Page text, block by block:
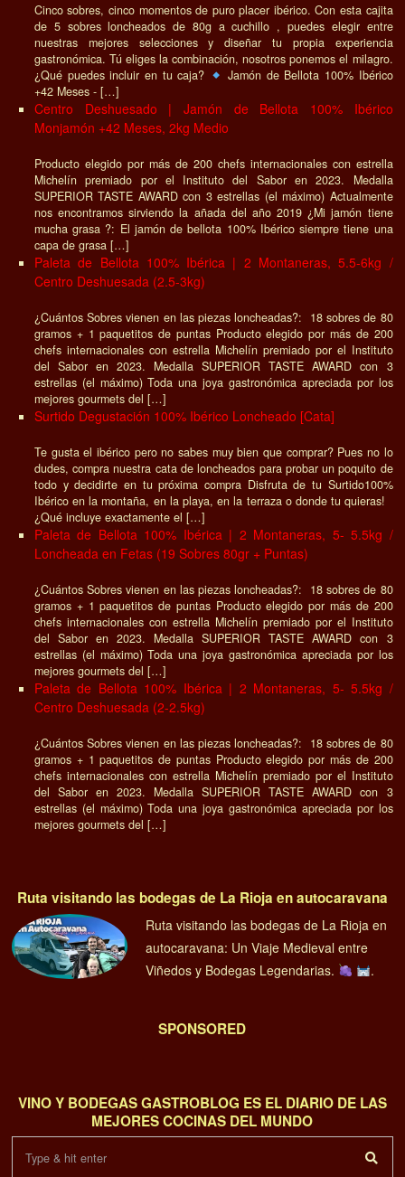
Cinco sobres, cinco momentos de puro placer ibérico. Con esta cajita
de 5 sobres loncheados de 80g a cuchillo , puedes elegir entre
nuestras mejores selecciones y diseñar tu propia experiencia
gastronómica. Tú eliges la combinación, nosotros ponemos el milagro.
¿Qué puedes incluir en tu caja?
Jamón de Bellota 100% Ibérico
+42 Meses - […]
Centro Deshuesado | Jamón de Bellota 100% Ibérico
Monjamón +42 Meses, 2kg Medio
Producto elegido por más de 200 chefs internacionales con estrella
Michelín premiado por el Instituto del Sabor en 2023. Medalla
SUPERIOR TASTE AWARD con 3 estrellas (el máximo) Actualmente
nos encontramos sirviendo la añada del año 2019 ¿Mi jamón tiene
mucha grasa ?: El jamón de bellota 100% Ibérico siempre tiene una
capa de grasa […]
Paleta de Bellota 100% Ibérica | 2 Montaneras, 5.5-6kg /
Centro Deshuesada (2.5-3kg)
¿Cuántos Sobres vienen en las piezas loncheadas?: 18 sobres de 80
gramos + 1 paquetitos de puntas Producto elegido por más de 200
chefs internacionales con estrella Michelín premiado por el Instituto
del Sabor en 2023. Medalla SUPERIOR TASTE AWARD con 3
estrellas (el máximo) Toda una joya gastronómica apreciada por los
mejores gourmets del […]
Surtido Degustación 100% Ibérico Loncheado [Cata]
Te gusta el ibérico pero no sabes muy bien que comprar? Pues no lo
dudes, compra nuestra cata de loncheados para probar un poquito de
todo y decidirte en tu próxima compra Disfruta de tu Surtido100%
Ibérico en la montaña, en la playa, en la terraza o donde tu quieras!
¿Qué incluye exactamente el […]
Paleta de Bellota 100% Ibérica | 2 Montaneras, 5- 5.5kg /
Loncheada en Fetas (19 Sobres 80gr + Puntas)
¿Cuántos Sobres vienen en las piezas loncheadas?: 18 sobres de 80
gramos + 1 paquetitos de puntas Producto elegido por más de 200
chefs internacionales con estrella Michelín premiado por el Instituto
del Sabor en 2023. Medalla SUPERIOR TASTE AWARD con 3
estrellas (el máximo) Toda una joya gastronómica apreciada por los
mejores gourmets del […]
Paleta de Bellota 100% Ibérica | 2 Montaneras, 5- 5.5kg /
Centro Deshuesada (2-2.5kg)
¿Cuántos Sobres vienen en las piezas loncheadas?: 18 sobres de 80
gramos + 1 paquetitos de puntas Producto elegido por más de 200
chefs internacionales con estrella Michelín premiado por el Instituto
del Sabor en 2023. Medalla SUPERIOR TASTE AWARD con 3
estrellas (el máximo) Toda una joya gastronómica apreciada por los
mejores gourmets del […]
Ruta visitando las bodegas de La Rioja en autocaravana
Ruta visitando las bodegas de La Rioja en
autocaravana: Un Viaje Medieval entre
Viñedos y Bodegas Legendarias.
.
SPONSORED
VINO Y BODEGAS GASTROBLOG ES EL DIARIO DE LAS
MEJORES COCINAS DEL MUNDO